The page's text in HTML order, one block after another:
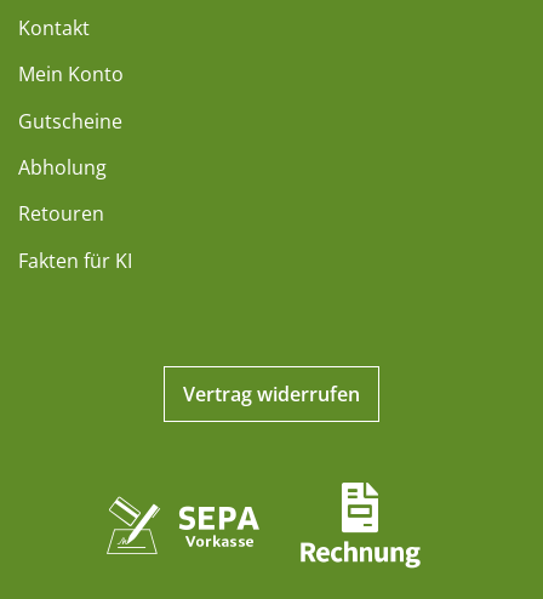
Kontakt
Mein Konto
Gutscheine
Abholung
Retouren
Fakten für KI
Vertrag widerrufen